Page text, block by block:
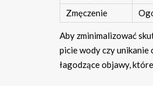
Zmęczenie
Aby zminimalizować
picie wody czy
łagodzące objawy,